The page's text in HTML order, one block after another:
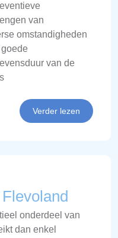
van
omstandigheden
van de
Verder lezen
onderdeel van
dan enkel